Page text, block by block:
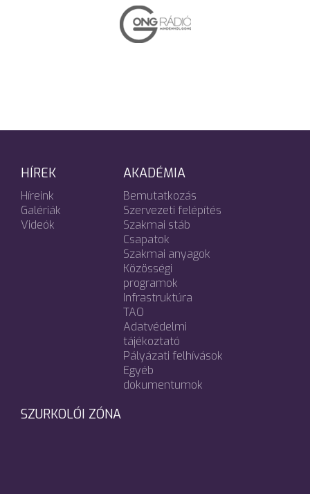
HÍREK
Híreink
Galériák
Videók
AKADÉMIA
Bemutatkozás
Szervezeti felépítés
Szakmai stáb
Csapatok
Szakmai anyagok
Közösségi
programok
Infrastruktúra
TAO
Adatvédelmi
tájékoztató
Pályázati felhívások
Egyéb
dokumentumok
SZURKOLÓI ZÓNA